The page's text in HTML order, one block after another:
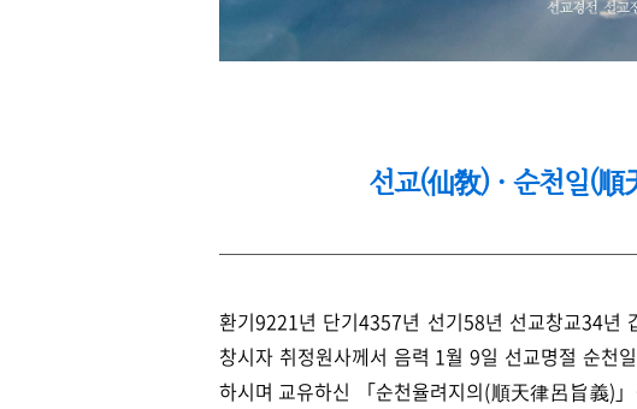
선교(仙敎) · 순천일(順
환기9221년 단기4357년 선기58년 선교창교34년
창시자 취정원사께서 음력 1월 9일 선교명절 순
하시며 교유하신 「순천율려지의(順天律呂旨義)